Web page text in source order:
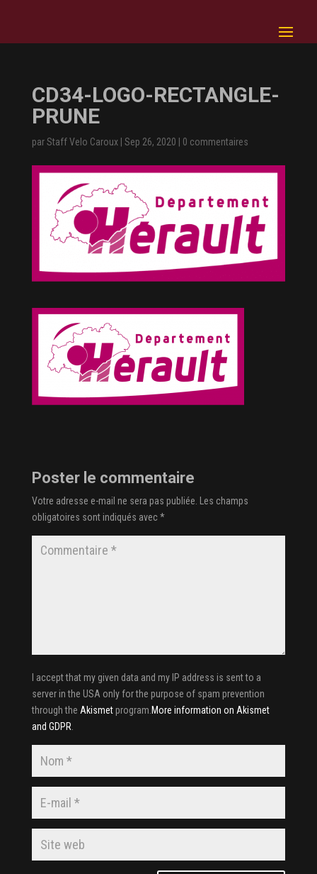
CD34-LOGO-RECTANGLE-
PRUNE
parStaff Velo Caroux| Sep 26, 2020 0 commentaires
Poster le commentaire
Votre adresse e-mail ne sera pas publiée. Les champs
obligatoires sont indiqués avec*
I accept that my given data and my IP address is sent to a
server in the USA only for the purpose of spam prevention
through the Akismetprogram. More information on Akismet
and GDPR